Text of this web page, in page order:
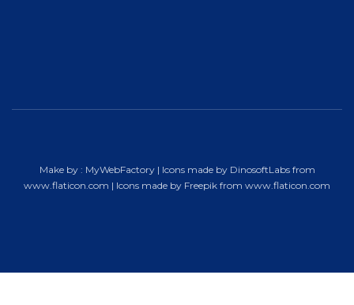
Make by : MyWebFactory | Icons made by DinosoftLabsfrom
www.flaticon.com | Icons made by Freepik from www.flaticon.com